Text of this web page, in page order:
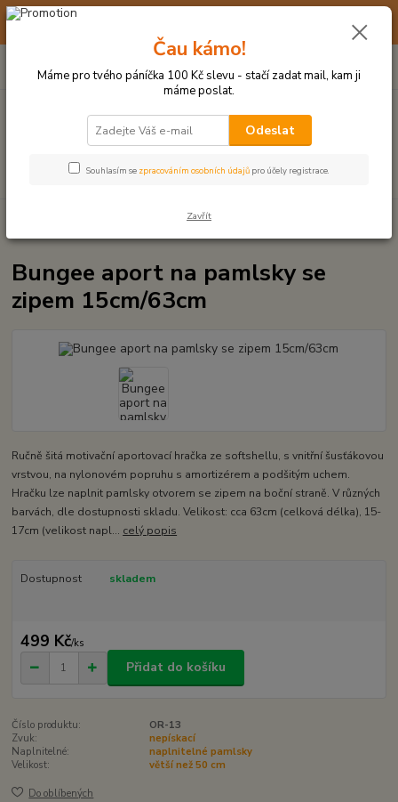
☀️ 10. - 14. SRPNA 2026 MÁME DOVOLENOU ☀️ OBJEDNÁVKY
Hledat
po–pá: 9–17 hod.
za0 Kč
MÍČKY, APORTY, TALÍŘE, HÁZEČE
Bungee aport na pamlsky se
zipem 15cm/63cm
Ručně šitá motivační aportovací hračka ze softshellu, s vnitřní šusťákovou
vrstvou, na nylonovém popruhu s amortizérem a podšitým uchem.
Hračku lze naplnit pamlsky otvorem se zipem na boční straně. V různých
barvách, dle dostupnosti skladu. Velikost: cca 63cm (celková délka), 15-
17cm (velikost napl... celý popis
Dostupnost skladem
499 Kč/ks
Přidat do košíku
Číslo produktu:
OR-13
Zvuk:
nepískací
Naplnitelné:
naplnitelné pamlsky
Velikost:
větší než 50 cm
Do oblíbených
Čau kámo!
Máme pro tvého páníčka 100 Kč slevu - stačí zadat mail, kam ji
máme poslat.
Odeslat
Souhlasím se zpracováním osobních údajů pro účely registrace.
Zavřít